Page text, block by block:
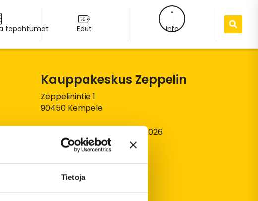
Tietoja
tapahtumat Edut Info
Kauppakeskus Zeppelin
Zeppelinintie 1
90450 Kempele
© Kauppakeskus Zeppelin 2026
Tietosuojaseloste